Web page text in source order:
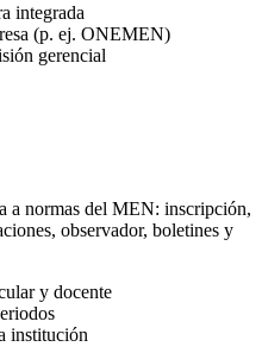
integrada
(p. ej. ONEMEN)
gerencial
a normas del MEN: inscripción,
observador, boletines y
y docente
institución